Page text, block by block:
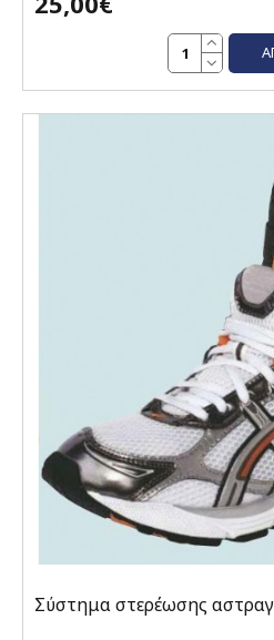
Σύστημα στερέωσης